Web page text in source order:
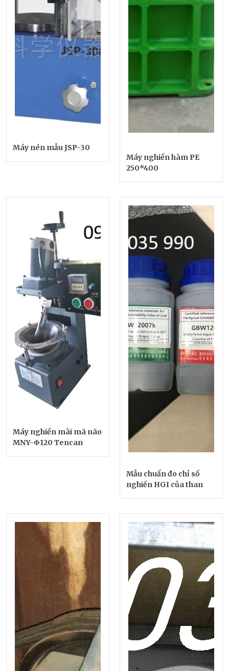
Máy nén mẫu JSP-30
Máy nghiền hàm PE
250*400
Máy nghiền mài mã não
MNY-Φ120 Tencan
Mẫu chuẩn đo chỉ số
nghiền HGI của than